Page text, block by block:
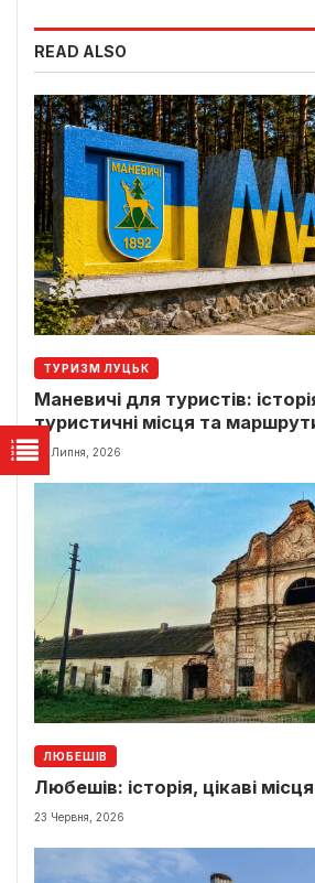
READ ALSO
ТУРИЗМ ЛУЦЬК
Маневичі для туристів:
туристичні місця та
22 Липня, 2026
ЛЮБЕШІВ
Любешів: історія, цікаві
23 Червня, 2026